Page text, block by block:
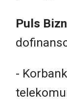
Puls
-